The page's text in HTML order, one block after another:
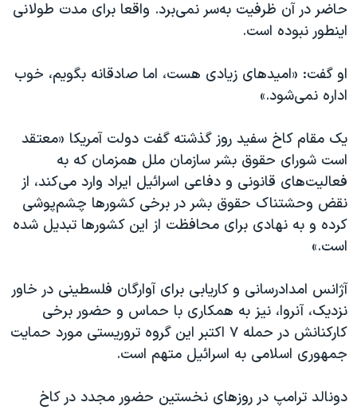
حاضر در آن ظرفیت به‌سر نمی‌برد. واقعا برای مدت طولانی
اینطور نبوده است.
او گفت: «امیدهای زیادی هست، اما صادقانه بگویم، خوب
اداره نمی‌شود.»
یک مقام کاخ سفید روز گذشته گفت دولت آمریکا «معتقد
است شورای حقوق بشر سازمان ملل همزمان که به
فعالیت‌های قانونی و دفاعی اسرائیل ایراد وارد می‌کند، از
نقض وحشتناک حقوق بشر در برخی کشورها چشم‌پوشی
کرده و به نهادی برای محافظت از این کشورها تبدیل شده
است.»
آژانس امدادرسانی و کاریابی برای آوارگان فلسطینی در خاور
نزدیک، آنروا، نیز به همکاری با حماس و حضور برخی
کارکنانش در حمله ۷ اکتبر این گروه تروریستی مورد حمایت
جمهوری اسلامی به اسرائیل متهم است.
دونالد ترامپ در روزهای نخستین حضور مجدد در کاخ